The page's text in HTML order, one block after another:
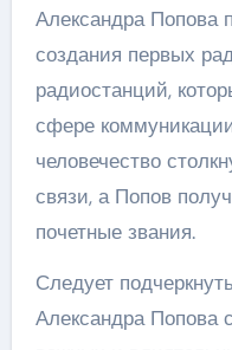
Александра Попова
создания первых
радиостанций,
сфере
человечество
связи, а Попов
почетные звания.
Следует
Александра Попова